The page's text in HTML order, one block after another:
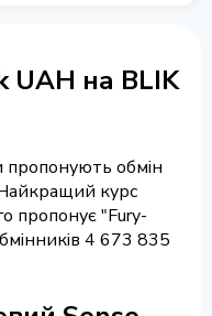
UAH на BLIK
обмін
курс
пропонує "Fury-
4 673 835